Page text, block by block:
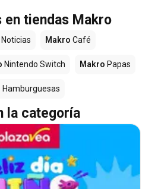
en tiendas Makro
Noticias Makro Café
Nintendo Switch Makro Papas
Hamburguesas
la categoría